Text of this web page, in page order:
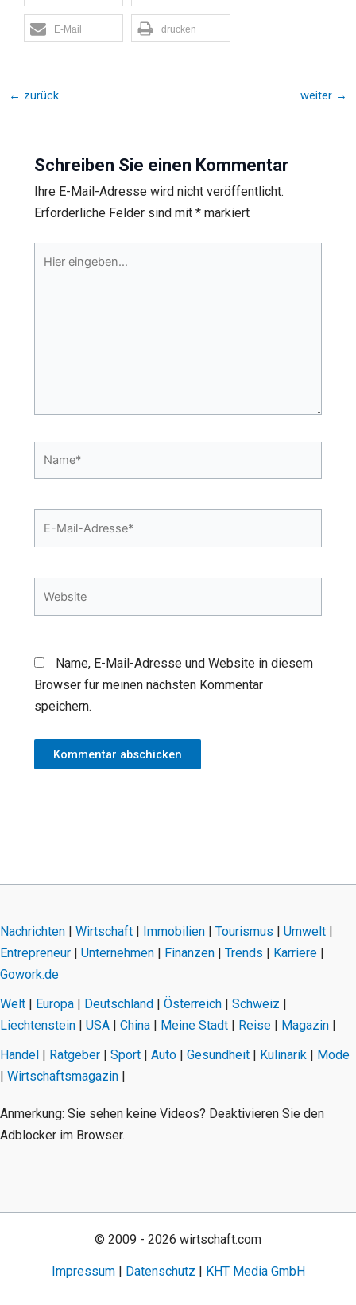
E-Mail drucken
← zurück weiter →
Schreiben Sie einen Kommentar
Ihre E-Mail-Adresse wird nicht veröffentlicht.
Erforderliche Felder sind mit *markiert
Name, E-Mail-Adresse und Website in diesem
Browser für meinen nächsten Kommentar
speichern.
Nachrichten | Wirtschaft | Immobilien | Tourismus | Umwelt |
Entrepreneur | Unternehmen | Finanzen | Trends | Karriere |
Gowork.de
Welt | Europa | Deutschland | Österreich | Schweiz |
Liechtenstein | USA | China | Meine Stadt | Reise | Magazin |
Handel | Ratgeber | Sport | Auto | Gesundheit | Kulinarik | Mode
| Wirtschaftsmagazin |
Anmerkung: Sie sehen keine Videos? Deaktivieren Sie den
Adblocker im Browser.
© 2009 - 2026 wirtschaft.com
Impressum| Datenschutz | KHT Media GmbH